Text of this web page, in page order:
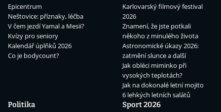
Epicentrum
Neštovice: příznaky, léčba
V čem jezdí Yamal a Mesii?
Kvízy pro seniory
Kalendář úplňků 2026
Co je bodycount?
Karlovarský filmový festival
2026
Znamení, že jste potkali
někoho z minulého života
Astronomické úkazy 2026:
zatmění slunce a další
Jak obléci miminko při
vysokých teplotách?
Jak na dokonalé letní mojito
6 lehkých letních salátů
Politika
Sport 2026